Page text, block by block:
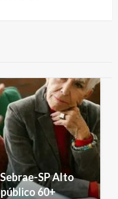
SP Alto
60+